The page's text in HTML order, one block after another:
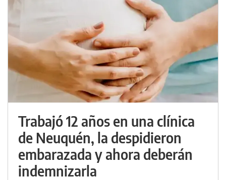
Trabajó 12 años en una clínica
de Neuquén, la despidieron
embarazada y ahora deberán
indemnizarla